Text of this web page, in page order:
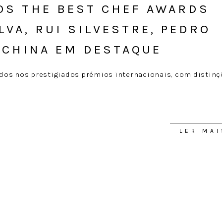
THE BEST CHEF AWARDS
RUI SILVESTRE, PEDRO
EM DESTAQUE
nos prestigiados prémios internacionais, com
LER